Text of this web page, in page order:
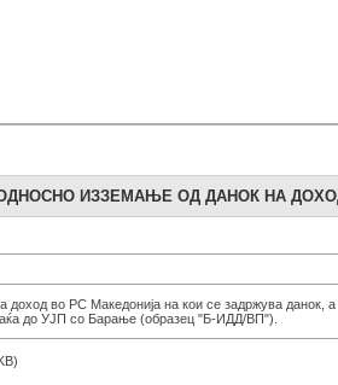
ИЗЗЕМАЊЕ ОД ДАНОК НА
во РС Македонија на кои се задржува
до УЈП со Барање (образец "Б-ИДД/ВП").